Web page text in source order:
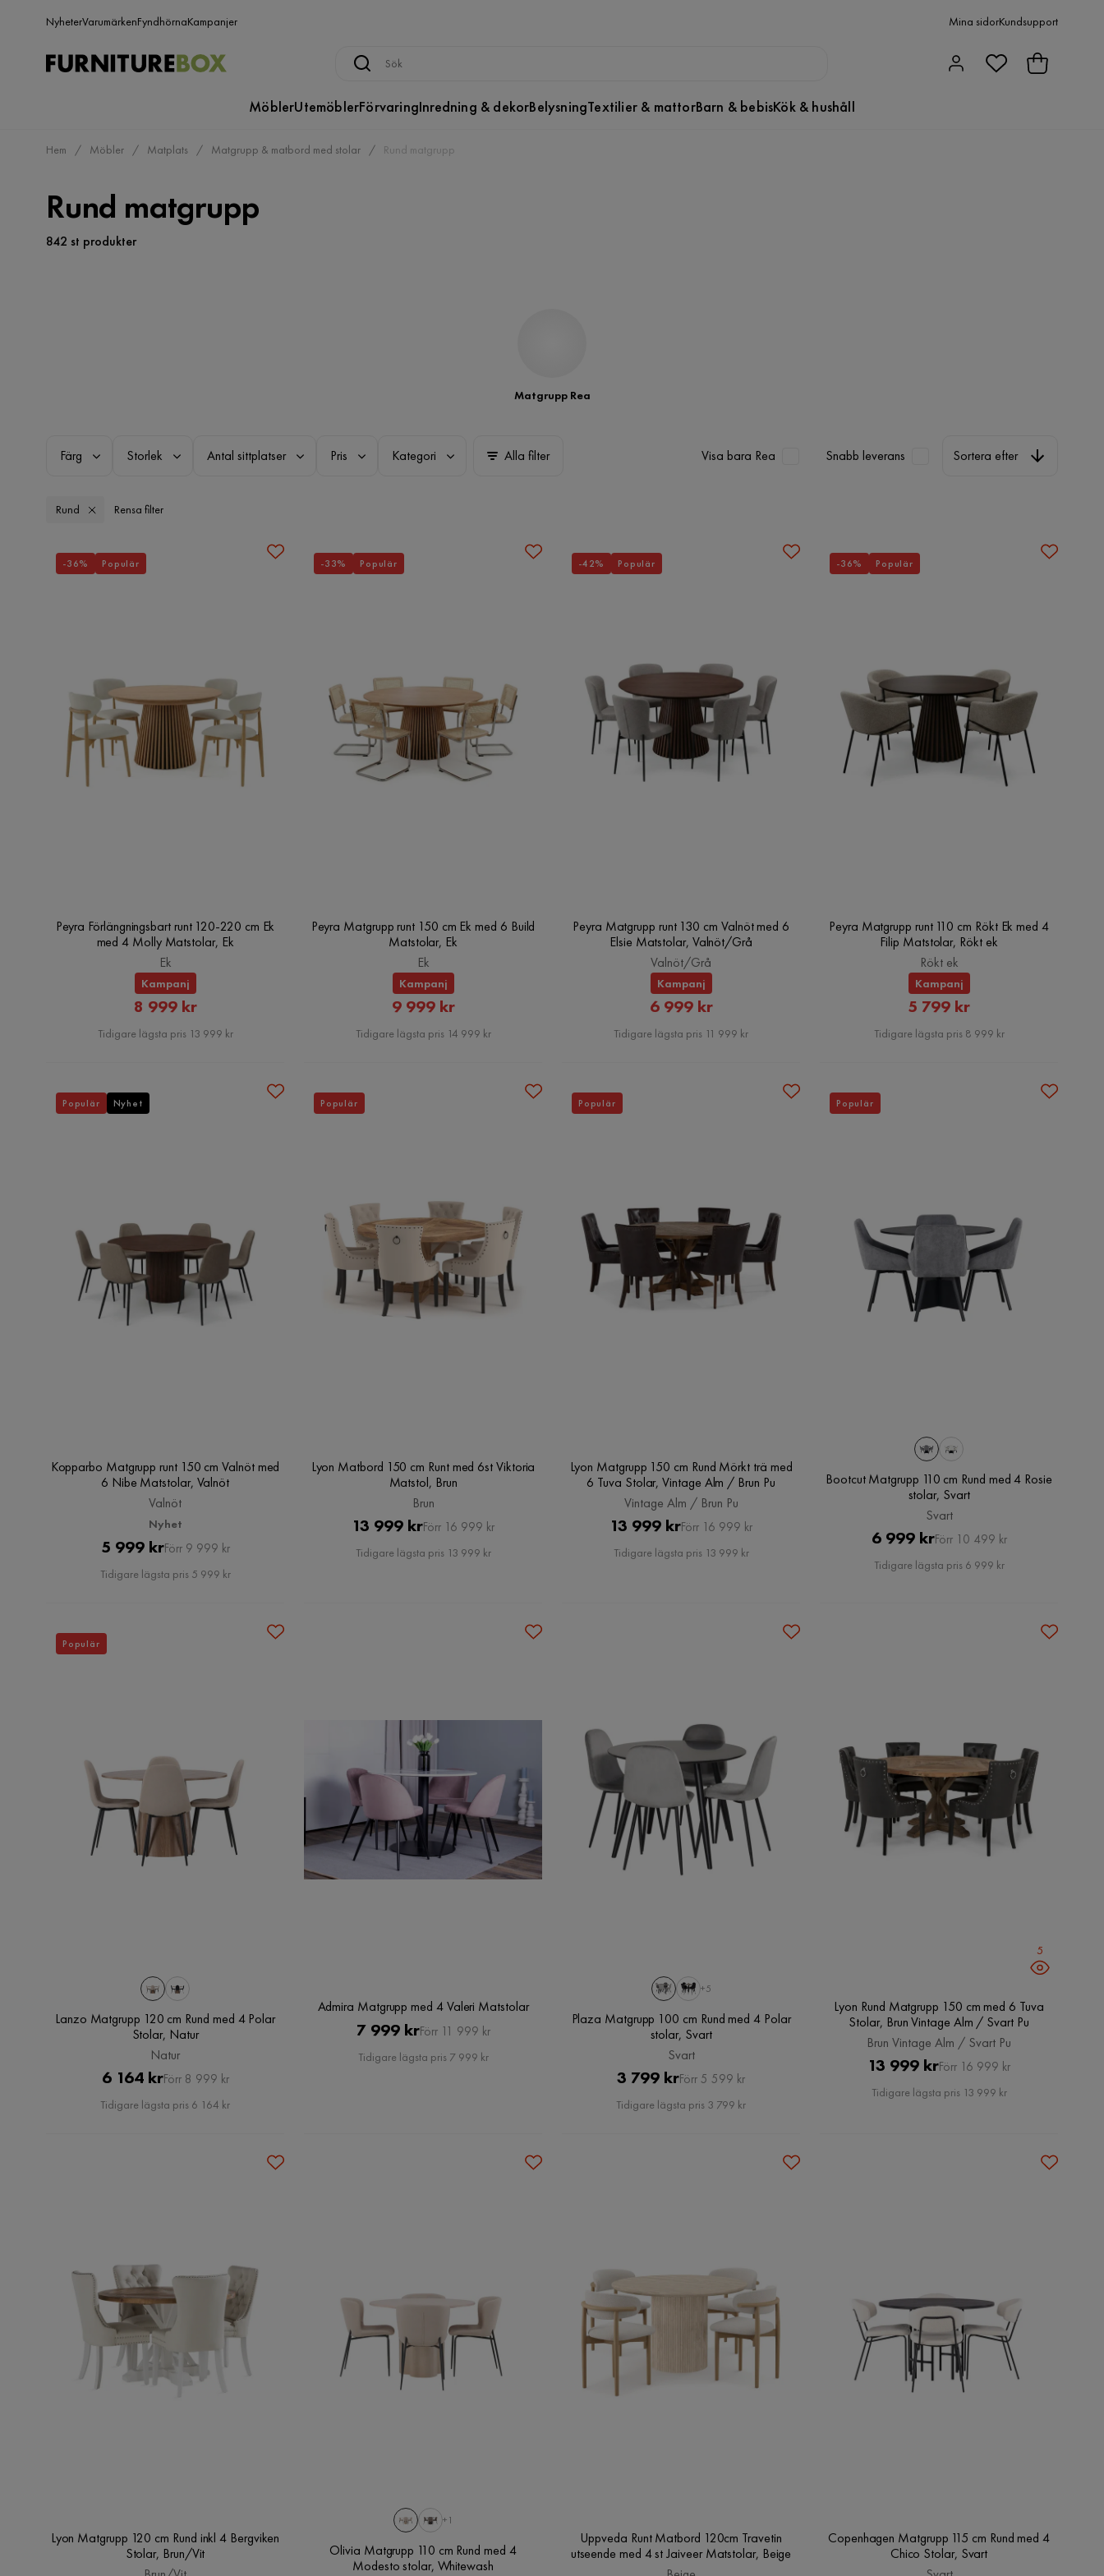
NyheterVarumärkenFyndhörnaKampanjer Mina sidorKundsupport
MöblerUtemöblerFörvaringInredning & dekorBelysningTextilier & mattorBarn & bebisKök & hushåll
Hem Möbler Matplats Matgrupp & matbord med stolar Rund matgrupp
Rund matgrupp
842 st produkter
Matgrupp Rea
Färg Storlek Antal sittplatser Pris Kategori Alla filter Visa bara Rea Snabb leverans Sortera efter
Rund Rensa filter
Peyra Förlängningsbart runt 120-220 cm Ek
med 4 Molly Matstolar, Ek
Ek
Kampanj
Rabatterat
Pris
8 999 kr
Tidigare lägsta pris 13 999 kr
-36% Populär
Peyra Matgrupp runt 150 cm Ek med 6 Build
Matstolar, Ek
Ek
Kampanj
Rabatterat
Pris
9 999 kr
Tidigare lägsta pris 14 999 kr
-33% Populär
Peyra Matgrupp runt 130 cm Valnöt med 6
Elsie Matstolar, Valnöt/Grå
Valnöt/Grå
Kampanj
Rabatterat
Pris
6 999 kr
Tidigare lägsta pris 11 999 kr
-42% Populär
Peyra Matgrupp runt 110 cm Rökt Ek med 4
Filip Matstolar, Rökt ek
Rökt ek
Kampanj
Rabatterat
Pris
5 799 kr
Tidigare lägsta pris 8 999 kr
-36% Populär
Kopparbo Matgrupp runt 150 cm Valnöt med
6 Nibe Matstolar, Valnöt
Valnöt
Nyhet
Pris
5 999 krOriginal
Pris
Förr 9 999 kr
Tidigare lägsta pris 5 999 kr
Populär Nyhet
Lyon Matbord 150 cm Runt med 6st Viktoria
Matstol, Brun
Brun
Pris
13 999 krOriginal
Pris
Förr 16 999 kr
Tidigare lägsta pris 13 999 kr
Populär
Lyon Matgrupp 150 cm Rund Mörkt trä med
6 Tuva Stolar, Vintage Alm / Brun Pu
Vintage Alm / Brun Pu
Pris
13 999 krOriginal
Pris
Förr 16 999 kr
Tidigare lägsta pris 13 999 kr
Populär
Bootcut Matgrupp 110 cm Rund med 4 Rosie
stolar, Svart
Svart
Pris
6 999 krOriginal
Pris
Förr 10 499 kr
Tidigare lägsta pris 6 999 kr
Populär
Lanzo Matgrupp 120 cm Rund med 4 Polar
Stolar, Natur
Natur
Pris
6 164 krOriginal
Pris
Förr 8 999 kr
Tidigare lägsta pris 6 164 kr
Populär
Admira Matgrupp med 4 Valeri Matstolar
Pris
7 999 krOriginal
Pris
Förr 11 999 kr
Tidigare lägsta pris 7 999 kr
+5
Plaza Matgrupp 100 cm Rund med 4 Polar
stolar, Svart
Svart
Pris
3 799 krOriginal
Pris
Förr 5 599 kr
Tidigare lägsta pris 3 799 kr
5
Lyon Rund Matgrupp 150 cm med 6 Tuva
Stolar, Brun Vintage Alm / Svart Pu
Brun Vintage Alm / Svart Pu
Pris
13 999 krOriginal
Pris
Förr 16 999 kr
Tidigare lägsta pris 13 999 kr
Lyon Matgrupp 120 cm Rund inkl 4 Bergviken
Stolar, Brun/Vit
+1
Olivia Matgrupp 110 cm Rund med 4
Modesto stolar, Whitewash
Uppveda Runt Matbord 120cm Travetin
utseende med 4 st Jaiveer Matstolar, Beige
Copenhagen Matgrupp 115 cm Rund med 4
Chico Stolar, Svart